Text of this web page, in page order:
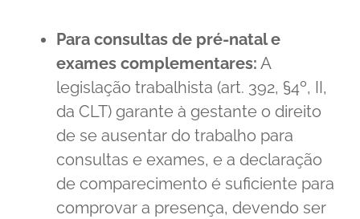
Para consultas de pré-natal e
exames complementares: A
legislação trabalhista (art. 392, §4º, II,
da CLT) garante à gestante o direito
de se ausentar do trabalho para
consultas e exames, e a declaração
de comparecimento é suficiente para
comprovar a presença, devendo ser